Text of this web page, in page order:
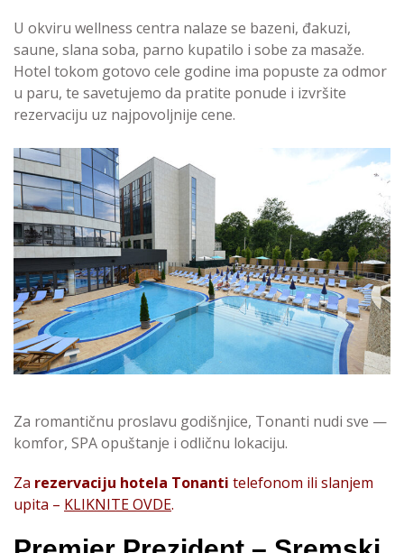
U okviru wellness centra nalaze se bazeni, đakuzi,
saune, slana soba, parno kupatilo i sobe za masaže.
Hotel tokom gotovo cele godine ima popuste za odmor
u paru, te savetujemo da pratite ponude i izvršite
rezervaciju uz najpovoljnije cene.
Za romantičnu proslavu godišnjice, Tonanti nudi sve —
komfor, SPA opuštanje i odličnu lokaciju.
Za rezervaciju hotela Tonanti telefonom ili slanjem
upita – KLIKNITE OVDE.